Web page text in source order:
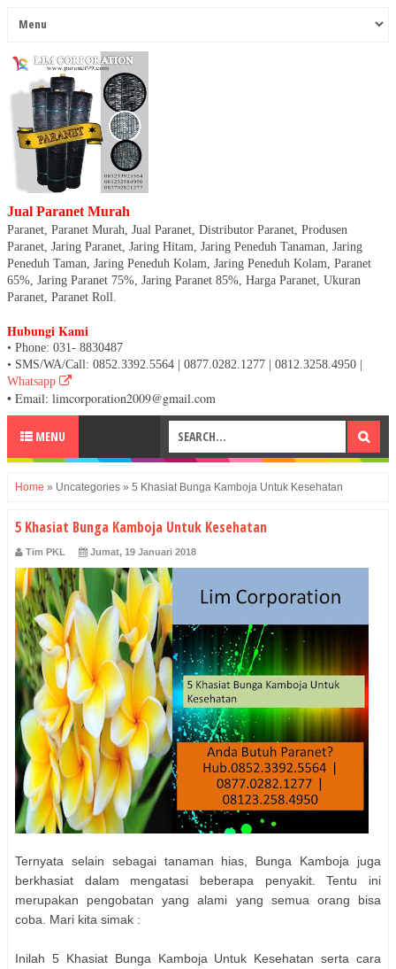
Jual Paranet Murah
Paranet, Paranet Murah, Jual Paranet, Distributor Paranet, Produsen
Paranet, Jaring Paranet, Jaring Hitam, Jaring Peneduh Tanaman, Jaring
Peneduh Taman, Jaring Peneduh Kolam, Jaring Peneduh Kolam, Paranet
65%, Jaring Paranet 75%, Jaring Paranet 85%, Harga Paranet, Ukuran
Paranet, Paranet Roll.
Hubungi Kami
• Phone: 031- 8830487
• SMS/WA/Call: 0852.3392.5564 | 0877.0282.1277 | 0812.3258.4950 |
Whatsapp
• Email: limcorporation2009@gmail.com
MENU
Home » Uncategories » 5 Khasiat Bunga Kamboja Untuk Kesehatan
5 Khasiat Bunga Kamboja Untuk Kesehatan
Tim PKL Jumat, 19 Januari 2018
Ternyata selain sebagai tanaman hias, Bunga Kamboja juga
berkhasiat dalam mengatasi beberapa penyakit. Tentu ini
merupakan pengobatan yang alami yang semua orang bisa
coba. Mari kita simak :
Inilah 5 Khasiat Bunga Kamboja Untuk Kesehatan serta cara